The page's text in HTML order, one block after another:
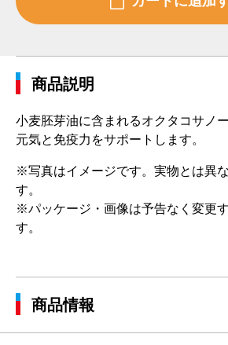
商品説明
小麦胚芽油に含まれるオクタコサノ
元気と免疫力をサポートします。
※写真はイメージです。実物とは異
す。
※パッケージ・画像は予告なく変更
す。
商品情報